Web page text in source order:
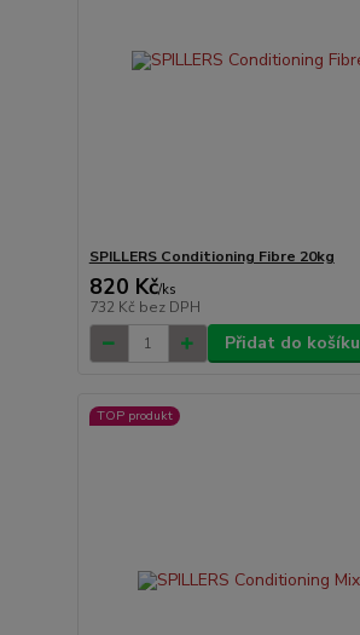
SPILLERS Conditioning Fibre 20kg
820 Kč/ks
732 Kč bez DPH
Přidat do košíku
TOP produkt